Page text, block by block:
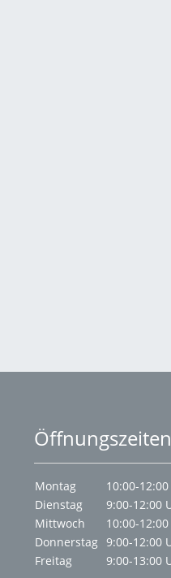
Öffnungszeiten
Montag
10:00-
Dienstag
9:00-12:00
Mittwoch
10:00-
Donnerstag 9:00-12:00
Freitag
9:00-13:00